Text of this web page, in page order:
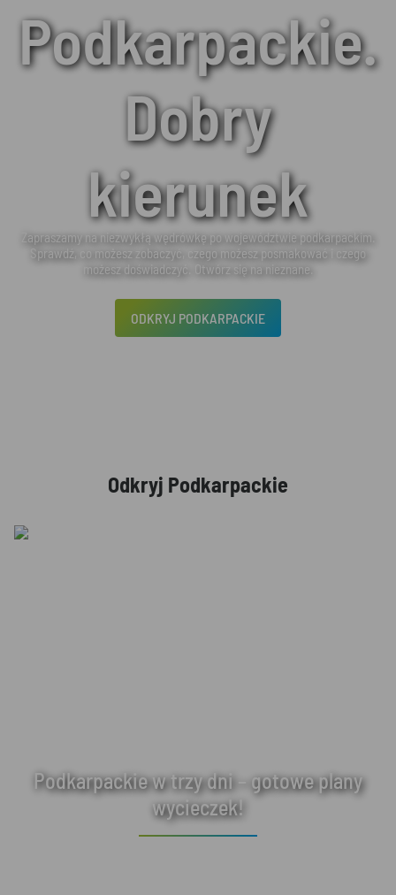
Podkarpackie.
Dobry
kierunek
Zapraszamy na niezwykłą wędrówkę po województwie podkarpackim.
Sprawdź, co możesz zobaczyć, czego możesz posmakować i czego
możesz doświadczyć. Otwórz się na nieznane.
ODKRYJ PODKARPACKIE
Odkryj Podkarpackie
Podkarpackie w trzy dni – gotowe plany
wycieczek!